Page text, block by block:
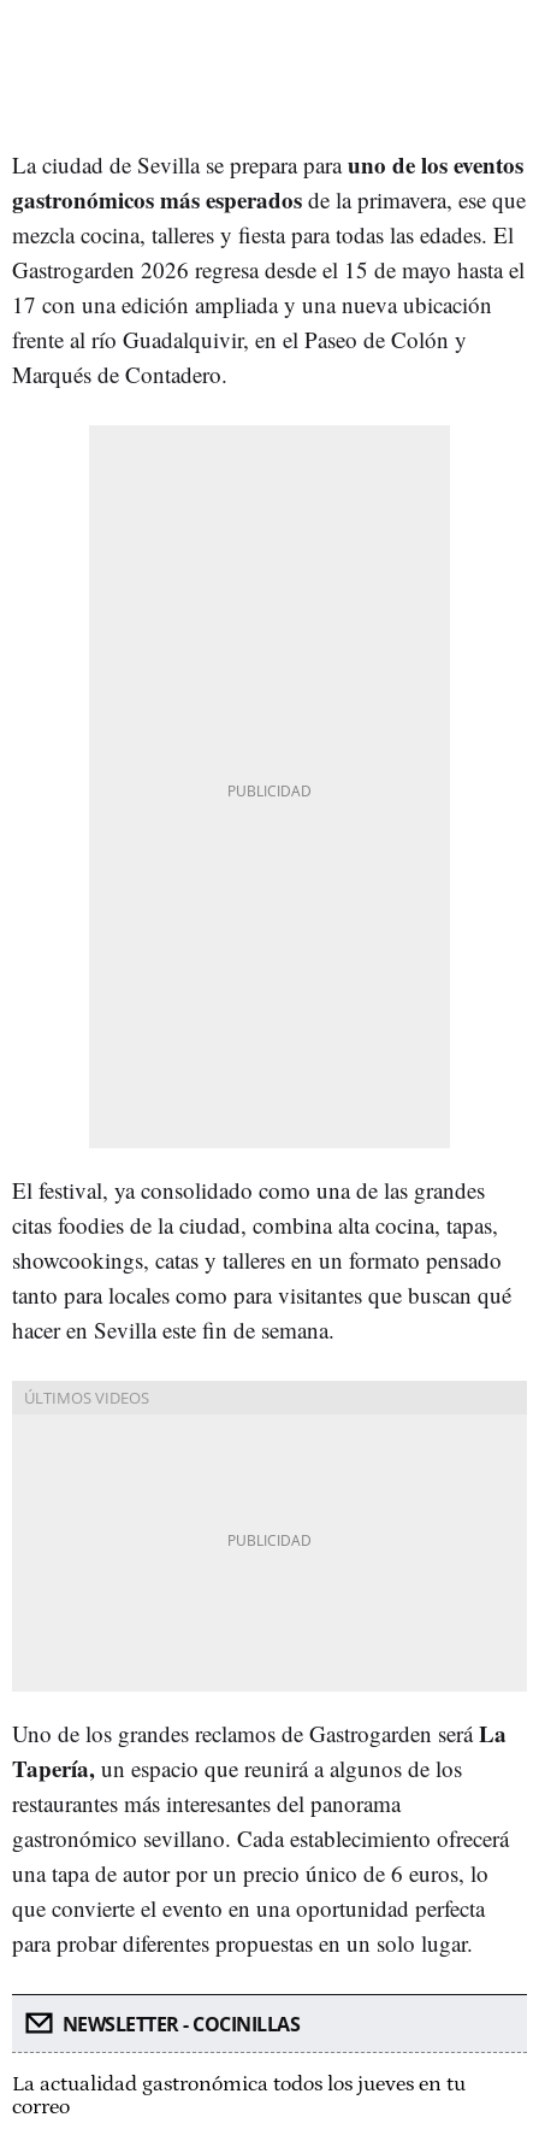
La ciudad de Sevilla se prepara parauno de los eventos
gastronómicos más esperados de la primavera, ese que
mezcla cocina, talleres y fiesta para todas las edades. El
Gastrogarden 2026 regresa desde el 15 de mayo hasta el
17 con una edición ampliada y una nueva ubicación
frente al río Guadalquivir, en el Paseo de Colón y
Marqués de Contadero.
El festival, ya consolidado como una de las grandes
citas foodies de la ciudad, combina alta cocina, tapas,
showcookings, catas y talleres en un formato pensado
tanto para locales como para visitantes que buscan qué
hacer en Sevilla este fin de semana.
Uno de los grandes reclamos de Gastrogarden seráLa
Tapería, un espacio que reunirá a algunos de los
restaurantes más interesantes del panorama
gastronómico sevillano. Cada establecimiento ofrecerá
una tapa de autor por un precio único de 6 euros, lo
que convierte el evento en una oportunidad perfecta
para probar diferentes propuestas en un solo lugar.
NEWSLETTER - COCINILLAS
La actualidad gastronómica todos los jueves en tu
correo